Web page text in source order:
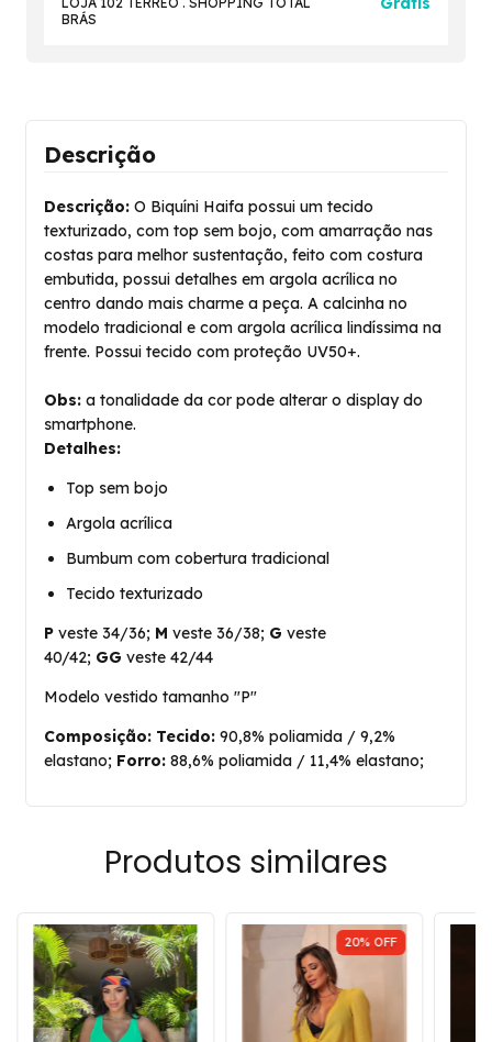
BRÁS
Descrição
Descrição: O Biquíni Haifa possui um tecido
texturizado, com top sem bojo, com amarração nas
costas para melhor sustentação, feito com costura
embutida, possui detalhes em argola acrílica no
centro dando mais charme a peça. A calcinha no
modelo tradicional e com argola acrílica lindíssima na
frente. Possui tecido com proteção UV50+.
Obs: a tonalidade da cor pode alterar o display do
smartphone.
Detalhes:
Top sem bojo
Argola acrílica
Bumbum com cobertura tradicional
Tecido texturizado
P veste 34/36; M veste 36/38; G veste
40/42; GG veste 42/44
Modelo vestido tamanho "P"
Composição: Tecido: 90,8% poliamida / 9,2%
elastano; Forro: 88,6% poliamida / 11,4% elastano;
Produtos similares
20% OFF